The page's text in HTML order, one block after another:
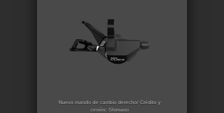
Nuevo mando de cambio derecho/ Crédito y
cesión: Shimano